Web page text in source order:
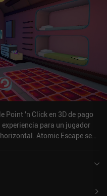
Point 'n Click en 3D de pago
para un jugador
Atomic Escape se